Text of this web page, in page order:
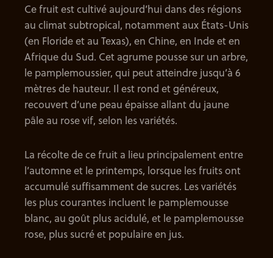
Ce fruit est cultivé aujourd’hui dans des régions
au climat subtropical, notamment aux États-Unis
(en Floride et au Texas), en Chine, en Inde et en
Afrique du Sud. Cet agrume pousse sur un arbre,
le pamplemoussier, qui peut atteindre jusqu’à 6
mètres de hauteur. Il est rond et généreux,
recouvert d’une peau épaisse allant du jaune
pâle au rose vif, selon les variétés.
La récolte de ce fruit a lieu principalement entre
l’automne et le printemps, lorsque les fruits ont
accumulé suffisamment de sucres. Les variétés
les plus courantes incluent le pamplemousse
blanc, au goût plus acidulé, et le pamplemousse
rose, plus sucré et populaire en jus.